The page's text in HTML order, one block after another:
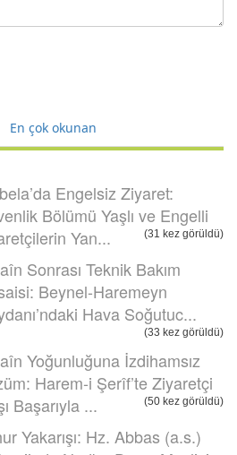
En çok okunan
Engelsiz Ziyaret:
Bölümü Yaşlı ve Engelli
Yan...
(31 kez görüldü)
Sonrası Teknik Bakım
Beynel-Haremeyn
Hava Soğutuc...
(33 kez görüldü)
Yoğunluğuna İzdihamsız
Harem-i Şerîf’te Ziyaretçi
Başarıyla ...
(50 kez görüldü)
Yakarışı: Hz. Abbas (a.s.)